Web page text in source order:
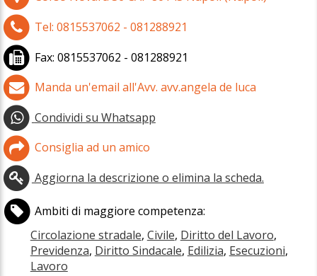
Tel: 0815537062 - 081288921
Fax: 0815537062 - 081288921
Manda un'email all'Avv. avv.angela de luca
Condividi su Whatsapp
Consiglia ad un amico
Aggiorna la descrizione o elimina la scheda.
Ambiti di maggiore competenza:
Circolazione stradale, Civile, Diritto del Lavoro,
Previdenza, Diritto Sindacale, Edilizia, Esecuzioni,
Lavoro